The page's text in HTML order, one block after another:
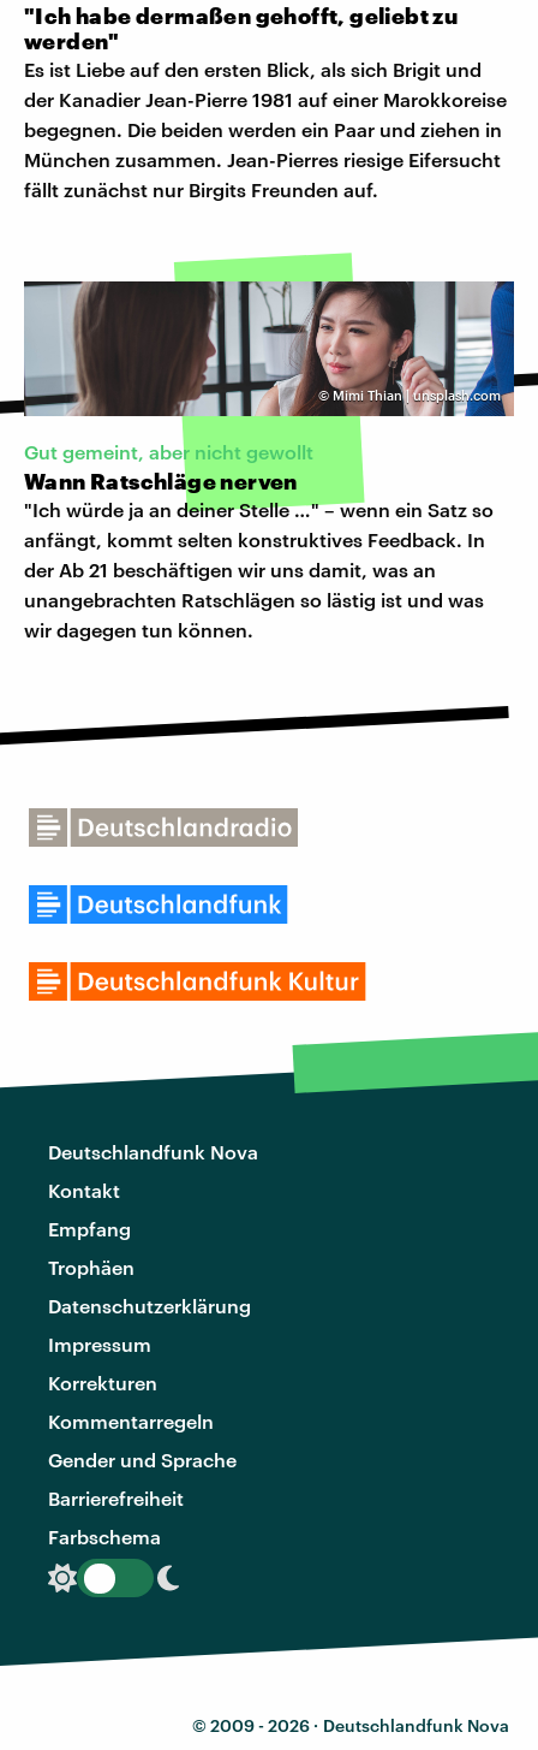
"Ich habe dermaßen gehofft, geliebt zu
werden"
Es ist Liebe auf den ersten Blick, als sich Brigit und
der Kanadier Jean-Pierre 1981 auf einer Marokkoreise
begegnen. Die beiden werden ein Paar und ziehen in
München zusammen. Jean-Pierres riesige Eifersucht
fällt zunächst nur Birgits Freunden auf.
© Mimi Thian | unsplash.com
Gut gemeint, aber nicht gewollt
Wann Ratschläge nerven
"Ich würde ja an deiner Stelle …" – wenn ein Satz so
anfängt, kommt selten konstruktives Feedback. In
der Ab 21 beschäftigen wir uns damit, was an
unangebrachten Ratschlägen so lästig ist und was
wir dagegen tun können.
Deutschlandfunk Nova
Kontakt
Empfang
Trophäen
Datenschutzerklärung
Impressum
Korrekturen
Kommentarregeln
Gender und Sprache
Barrierefreiheit
Farbschema
© 2009 - 2026 · Deutschlandfunk Nova